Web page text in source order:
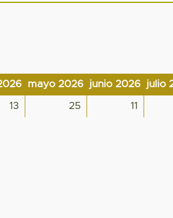
mayo 2026 junio 2026 julio
13 25 11